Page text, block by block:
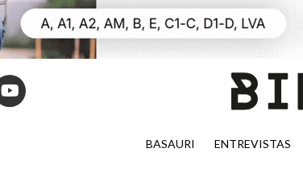
BASAURI ENTREVISTAS